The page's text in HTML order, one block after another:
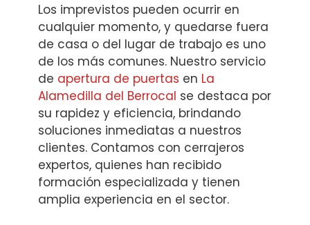
Los imprevistos pueden ocurrir en
cualquier momento, y quedarse fuera
de casa o del lugar de trabajo es uno
de los más comunes. Nuestro servicio
de apertura de puertas en La
Alamedilla del Berrocal se destaca por
su rapidez y eficiencia, brindando
soluciones inmediatas a nuestros
clientes. Contamos con cerrajeros
expertos, quienes han recibido
formación especializada y tienen
amplia experiencia en el sector.